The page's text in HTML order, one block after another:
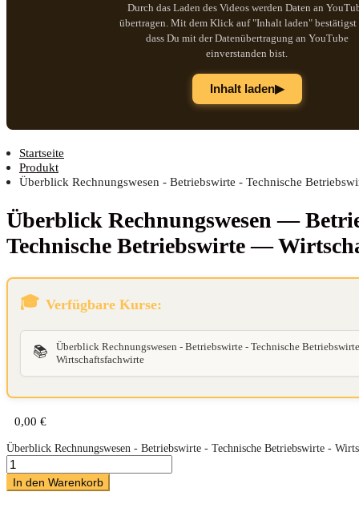
Durch das Laden des Videos werden Daten an
übertragen. Mit dem Klick auf "Inhalt laden" bestätigst
dass Du mit der Datenübertragung an YouTube
einverstanden bist.
Inhalt laden▶
Startseite
Produkt
Überblick Rechnungswesen - Betriebswirte - Technische
Über­blick Rech­nungs­we­sen —
Tech­ni­sche Betriebs­wir­te —
Verfügbare Kurse:
📚
Überblick Rechnungswesen - Betriebswirte - Technische
Wirtschaftsfachwirte
0,00 €
Überblick Rechnungswesen - Betriebswirte - Technische Betriebswirte -
In den Warenkorb